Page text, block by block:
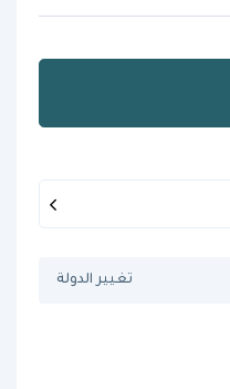
تغيير الدولة